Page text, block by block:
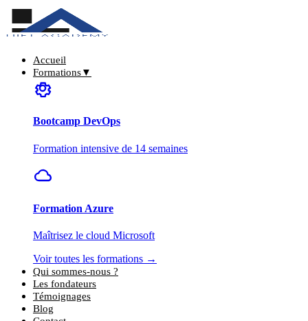
Accueil
Formations▼
Bootcamp DevOps
Formation intensive de 14 semaines
Formation Azure
Maîtrisez le cloud Microsoft
Voir toutes les formations →
Qui sommes-nous ?
Les fondateurs
Témoignages
Blog